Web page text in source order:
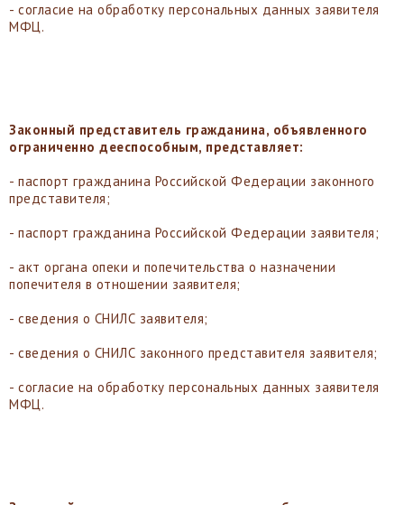
- согласие на обработку персональных данных заявителя
МФЦ.
Законный представитель гражданина, объявленного
ограниченно дееспособным, представляет:
- паспорт гражданина Российской Федерации законного
представителя;
- паспорт гражданина Российской Федерации заявителя;
- акт органа опеки и попечительства о назначении
попечителя в отношении заявителя;
- сведения о СНИЛС заявителя;
- сведения о СНИЛС законного представителя заявителя;
- согласие на обработку персональных данных заявителя
МФЦ.